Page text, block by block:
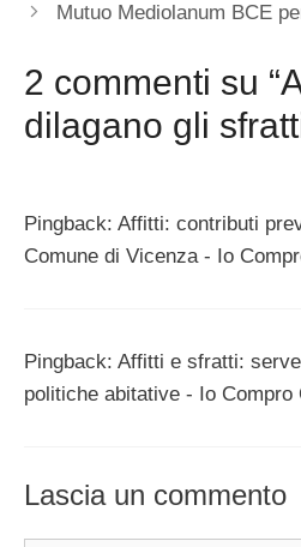
Mutuo Mediolanum BCE
2 commenti su
dilagano gli
Pingback: Affitti: contributi
Comune di Vicenza - Io
Pingback: Affitti e sfratti:
politiche abitative - Io Compro
Lascia un commento